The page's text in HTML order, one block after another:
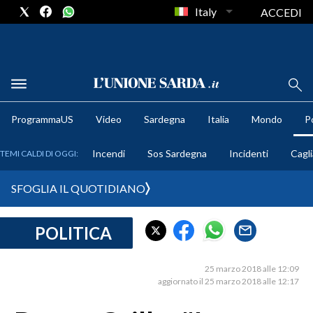
METEO
CRONACA SARDEGNA
Italy ACCEDI
ProgrammaUS Video Sardegna Italia Mondo
TEMI CALDI DI OGGI: Incendi Sos Sardegna Incidenti
SFOGLIA IL QUOTIDIANO
POLITICA
25 marzo 2018 alle 12:09
aggiornato il 25 marzo 2018 alle 12:17